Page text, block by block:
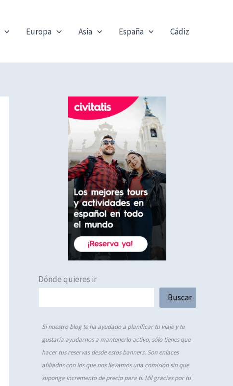
Europa Asia España Cádiz
Dónde quieres ir
Buscar
Si nuestro blog te ha ayudado a planificar tu viaje y te
gustaría ayudarnos a mantenerlo activo, sólo tienes que
hacer tus reservas desde estos banners. Son enlaces
afiliados con los que nos llevamos una comisión sin que
suponga incremento de precio para ti. Mil gracias por tu